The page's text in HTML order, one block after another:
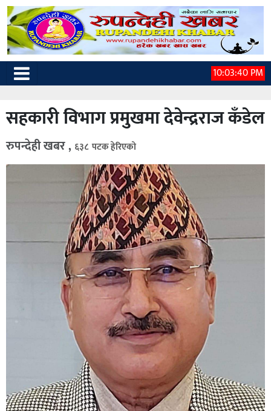
10:03:41 PM
सहकारी विभाग प्रमुखमा देवेन्द्रराज कँडेल
रुपन्देही खबर , ६३८ पटक हेरिएको